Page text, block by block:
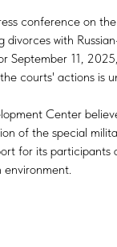
conference on
divorces with
September 11,
courts' actions is
Center
of the special
for its participants
environment.